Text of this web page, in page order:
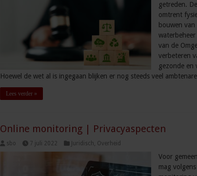
getreden.
omtrent
bouwen
van de
verbeteren
gezonde en
Hoewel de wet al is ingegaan blijken er nog steeds veel
Lees verder »
Online monitoring | Privacyaspecten
sbo 7 juli 2022 Juridisch, Overheid
Voor
mag